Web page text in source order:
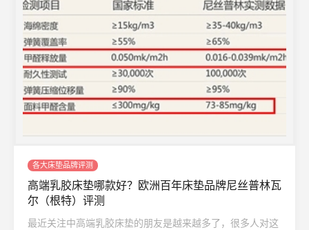
各大床垫品牌评测
高端乳胶床垫哪款好？欧洲百年床垫品牌尼丝普林瓦
尔（根特）评测
最近关注中高端乳胶床垫的朋友是越来越多了，很多人对这